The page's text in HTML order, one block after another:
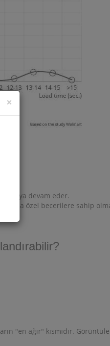
devam eder.
özel becerilere sahip
"en ağır" kısmıdır.
×